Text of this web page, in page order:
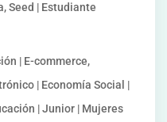
Seed | Estudiante
| E-commerce,
| Economía Social |
| Junior | Mujeres